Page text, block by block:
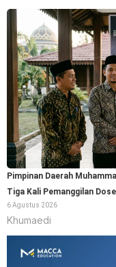
Pimpinan Daerah
Tiga Kali Pemanggilan
6 Agustus 2026
Khumaedi